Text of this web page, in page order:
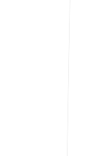
износ
Регулярный
проблему до